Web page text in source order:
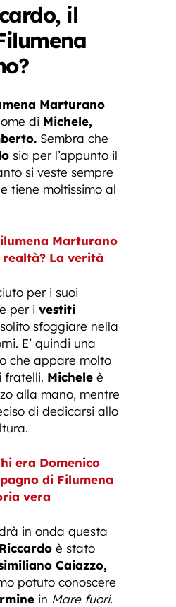
il
Marturano
di Michele,
Sembra che
sia per l’appunto il
si veste sempre
tiene moltissimo al
Marturano
La verità
per i suoi
e per i vestiti
sfoggiare nella
E’ quindi una
che appare molto
fratelli. Michele è
alla mano, mentre
di dedicarsi allo
era Domenico
di Filumena
vera
in onda questa
Riccardo è stato
Caiazzo,
potuto conoscere
in Mare fuori.